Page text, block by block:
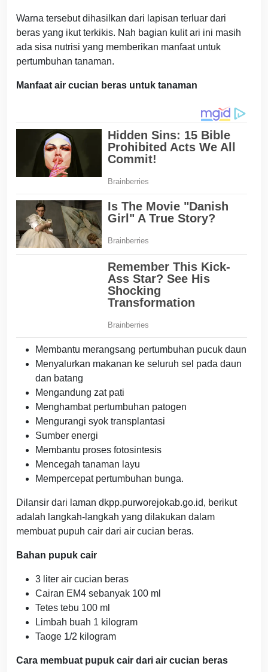
Warna tersebut dihasilkan dari lapisan terluar dari
beras yang ikut terkikis. Nah bagian kulit ari ini masih
ada sisa nutrisi yang memberikan manfaat untuk
pertumbuhan tanaman.
Manfaat air cucian beras untuk tanaman
Membantu merangsang pertumbuhan pucuk daun
Menyalurkan makanan ke seluruh sel pada daun
dan batang
Mengandung zat pati
Menghambat pertumbuhan patogen
Mengurangi syok transplantasi
Sumber energi
Membantu proses fotosintesis
Mencegah tanaman layu
Mempercepat pertumbuhan bunga.
Dilansir dari laman dkpp.purworejokab.go.id, berikut
adalah langkah-langkah yang dilakukan dalam
membuat pupuh cair dari air cucian beras.
Bahan pupuk cair
3 liter air cucian beras
Cairan EM4 sebanyak 100 ml
Tetes tebu 100 ml
Limbah buah 1 kilogram
Taoge 1/2 kilogram
Cara membuat pupuk cair dari air cucian beras